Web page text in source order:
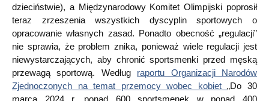
dzieciństwie), a Międzynarodowy Komitet Olimpijski poprosił
teraz zrzeszenia wszystkich dyscyplin sportowych o
opracowanie własnych zasad. Ponadto obecność „regulacji”
nie sprawia, że problem znika, ponieważ wiele regulacji jest
niewystarczających, aby chronić sportsmenki przed męską
przewagą sportową. Według raportu Organizacji Narodów
Zjednoczonych na temat przemocy wobec kobiet„Do 30